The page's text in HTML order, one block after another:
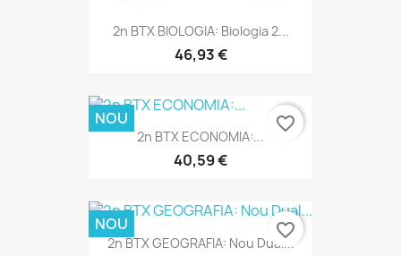
2n BTX BIOLOGIA: Biologia 2...
46,93 €
2n BTX ECONOMIA:...
40,59 €
NOU favorite_border
2n BTX GEOGRAFIA: Nou Dual...
NOU favorite_border